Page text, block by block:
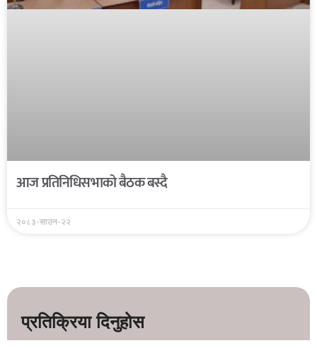
आज प्रतिनिधिसभाको बैठक बस्दै
२०८३-साउन-२२